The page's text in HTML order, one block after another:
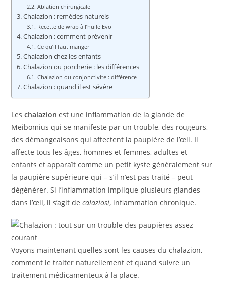
Ablation chirurgicale
Chalazion : remèdes naturels
Recette de wrap à l’huile Evo
Chalazion : comment prévenir
Ce qu’il faut manger
Chalazion chez les enfants
Chalazion ou porcherie : les différences
Chalazion ou conjonctivite : différence
Chalazion : quand il est sévère
Leschalazion est une inflammation de la glande de
Meibomius qui se manifeste par un trouble, des rougeurs,
des démangeaisons qui affectent la paupière de l’œil. Il
affecte tous les âges, hommes et femmes, adultes et
enfants et apparaît comme un petit kyste généralement sur
la paupière supérieure qui – s’il n’est pas traité – peut
dégénérer. Si l’inflammation implique plusieurs glandes
dans l’œil, il s’agit decalaziosi, inflammation chronique.
Voyons maintenant quelles sont les causes du chalazion,
comment le traiter naturellement et quand suivre un
traitement médicamenteux à la place.